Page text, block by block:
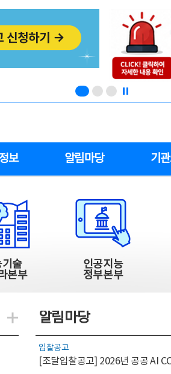
보 알림마당 기
기술
본부
인공지능
정부본부
지식관련 더보기
알림마당
입찰공고